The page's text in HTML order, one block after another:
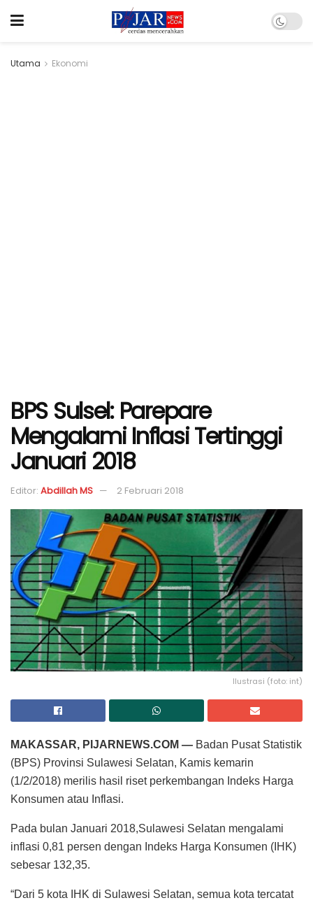
Utama Ekonomi
BPS Sulsel: Parepare
Mengalami Inflasi Tertinggi
Januari 2018
Editor: Abdillah MS 2 Februari 2018
Ilustrasi (foto: int)
MAKASSAR, PIJARNEWS.COM — Badan Pusat Statistik
(BPS) Provinsi Sulawesi Selatan, Kamis kemarin
(1/2/2018) merilis hasil riset perkembangan Indeks Harga
Konsumen atau Inflasi.
Pada bulan Januari 2018,Sulawesi Selatan mengalami
inflasi 0,81 persen dengan Indeks Harga Konsumen (IHK)
sebesar 132,35.
“Dari 5 kota IHK di Sulawesi Selatan, semua kota tercatat